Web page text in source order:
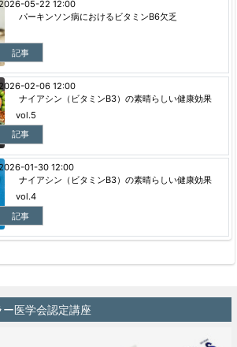
パーキンソン病におけるビタミンB6欠乏
記事
05-22 12:00
ナイアシン（ビタミンB3）の素晴らしい健康効果
vol.5
記事
02-06 12:00
ナイアシン（ビタミンB3）の素晴らしい健康効果
vol.4
記事
01-30 12:00
医学会認定講座